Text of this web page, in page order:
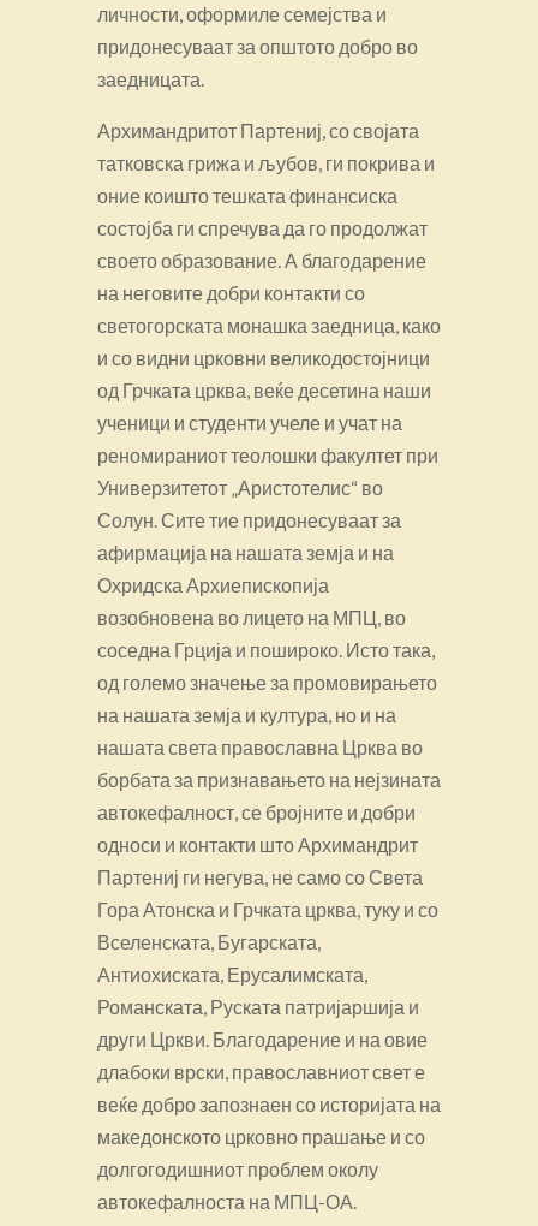
личности, оформиле семејства и
придонесуваат за општото добро во
заедницата.
Архимандритот Партениј, со својата
татковска грижа и љубов, ги покрива и
оние коишто тешката финансиска
состојба ги спречува да го продолжат
своето образование. А благодарение
на неговите добри контакти со
светогорската монашка заедница, како
и со видни црковни великодостојници
од Грчката црква, веќе десетина наши
ученици и студенти учеле и учат на
реномираниот теолошки факултет при
Универзитетот „Аристотелис“ во
Солун. Сите тие придонесуваат за
афирмација на нашата земја и на
Охридска Архиепископија
возобновена во лицето на МПЦ, во
соседна Грција и пошироко. Исто така,
од големо значење за промовирањето
на нашата земја и култура, но и на
нашата света православна Црква во
борбата за признавањето на нејзината
автокефалност, се бројните и добри
односи и контакти што Архимандрит
Партениј ги негува, не само со Света
Гора Атонска и Грчката црква, туку и со
Вселенската, Бугарската,
Антиохиската, Ерусалимската,
Романската, Руската патријаршија и
други Цркви. Благодарение и на овие
длабоки врски, православниот свет е
веќе добро запознаен со историјата на
македонското црковно прашање и со
долгогодишниот проблем околу
автокефалноста на МПЦ-ОА.